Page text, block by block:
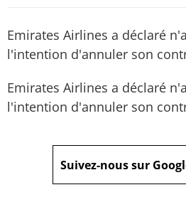
Emirates Airlines a déclaré
l'intention d'annuler son
Emirates Airlines a déclaré
l'intention d'annuler son
Suivez-nous sur